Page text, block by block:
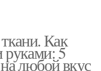
Как
5
любой вкус